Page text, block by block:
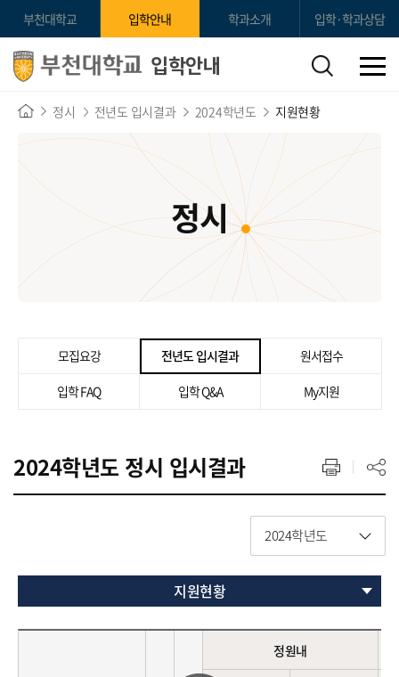
부천대학교 입학안내 학과소개 입학·학과상담
입학안내
정시 전년도 입시결과 2024학년도 지원현황
정시
모집요강 전년도 입시결과
원서접수
입학 FAQ
입학 Q&A My지원
2024학년도 정시 입시결과
2024학년도
지원현황
정원내